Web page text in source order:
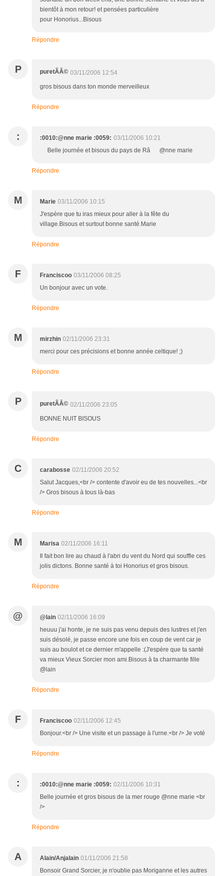
bientôt à mon retour! et pensées particulière
pour Honorius...Bisous
Répondre
P puretÃÂ© 03/11/2006 12:54
gros bisous dans ton monde merveilleux
Répondre
: :0010:@nne marie :0059: 03/11/2006 10:21
Belle journée et bisous du pays de Râ @nne marie
Répondre
M Marie 03/11/2006 10:15
J'espère que tu iras mieux pour aller à la fête du
village.Bisous et surtout bonne santé.Marie
Répondre
F Franciscoo 03/11/2006 08:25
Un bonjour avec un vote.
Répondre
M mirzhin 02/11/2006 23:31
merci pour ces précisions et bonne année celtique! ;)
Répondre
P puretÃÂ© 02/11/2006 23:05
BONNE NUIT BISOUS
Répondre
C carabosse 02/11/2006 20:52
Salut Jacques,<br /> contente d'avoir eu de tes nouvelles...<br
/> Gros bisous à tous là-bas
Répondre
M Marisa 02/11/2006 16:11
Il fait bon lire au chaud à l'abri du vent du Nord qui souffle ces
jolis dictons. Bonne santé à toi Honorius et gros bisous.
Répondre
@ @lain 02/11/2006 16:09
heuuu j'ai honte, je ne suis pas venu depuis des lustres et j'en
suis désolé, je passe encore une fois en coup de vent car je
suis au boulot et ce dernier m'appelle :(J'espère que ta santé
va mieux Vieux Sorcier mon ami.Bisous à ta charmante fille
@lain
Répondre
F Franciscoo 02/11/2006 12:45
Bonjour.<br /> Une visite et un passage à l'urne.<br /> Je voté
Répondre
: :0010:@nne marie :0059: 02/11/2006 10:31
Belle journée et gros bisous de la mer rouge @nne marie <br
/>
Répondre
A Alain/Anjalain 01/11/2006 21:58
Bonsoir Grand Sorcier, je n'oublie pas Moriganne et les autres